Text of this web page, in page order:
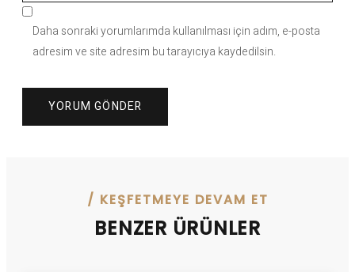
Daha sonraki yorumlarımda kullanılması için adım, e-posta
adresim ve site adresim bu tarayıcıya kaydedilsin.
/ KEŞFETMEYE DEVAM ET
BENZER ÜRÜNLER